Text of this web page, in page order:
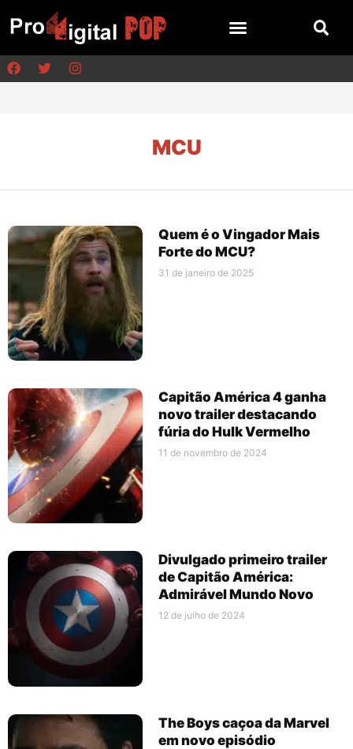
MCU
Quem é o Vingador Mais
Forte do MCU?
31 de janeiro de 2025
Capitão América 4 ganha
novo trailer destacando
fúria do Hulk Vermelho
11 de novembro de 2024
Divulgado primeiro trailer
de Capitão América:
Admirável Mundo Novo
12 de julho de 2024
The Boys caçoa da Marvel
em novo episódio